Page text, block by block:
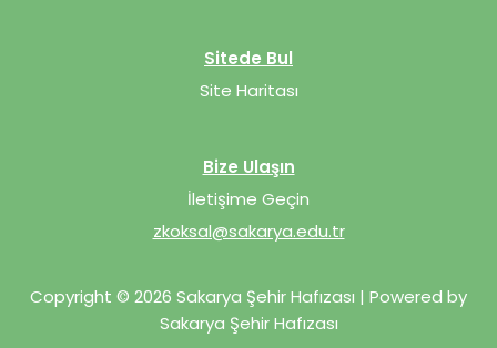
Sitede Bul
Site Haritası
Bize Ulaşın
İletişime Geçin
zkoksal@sakarya.edu.tr
Copyright © 2026 Sakarya Şehir Hafızası | Powered by
Sakarya Şehir Hafızası